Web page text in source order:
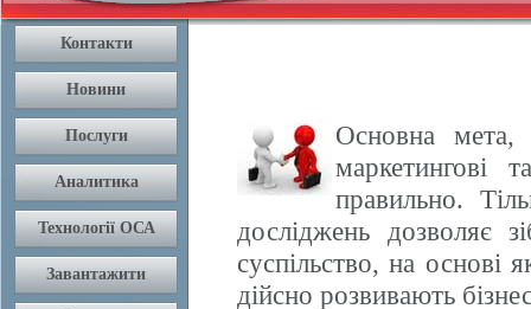
Основна мета,
маркетингові
правильно.
досліджень дозволяє
суспільство, на основі
дійсно розвивають